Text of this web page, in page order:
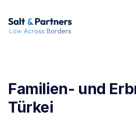
Familien- und
Türkei